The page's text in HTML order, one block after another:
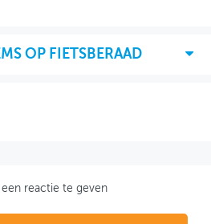
OP FIETSBERAAD
reactie te geven